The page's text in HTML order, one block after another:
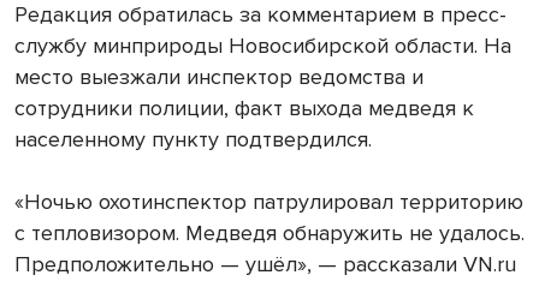
Редакция обратилась за комментарием в пресс-
службу минприроды Новосибирской области. На
место выезжали инспектор ведомства и
сотрудники полиции, факт выхода медведя к
населенному пункту подтвердился.
«Ночью охотинспектор патрулировал территорию
с тепловизором. Медведя обнаружить не удалось.
Предположительно — ушёл», — рассказали VN.ru